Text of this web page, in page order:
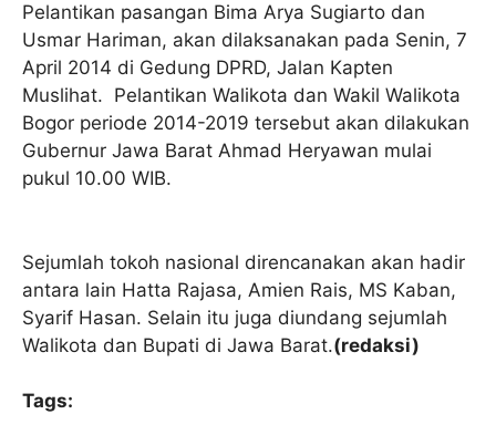
Pelantikan pasangan Bima Arya Sugiarto dan
Usmar Hariman, akan dilaksanakan pada Senin, 7
April 2014 di Gedung DPRD, Jalan Kapten
Muslihat. Pelantikan Walikota dan Wakil Walikota
Bogor periode 2014-2019 tersebut akan dilakukan
Gubernur Jawa Barat Ahmad Heryawan mulai
pukul 10.00 WIB.
Sejumlah tokoh nasional direncanakan akan hadir
antara lain Hatta Rajasa, Amien Rais, MS Kaban,
Syarif Hasan. Selain itu juga diundang sejumlah
Walikota dan Bupati di Jawa Barat.(redaksi)
Tags: